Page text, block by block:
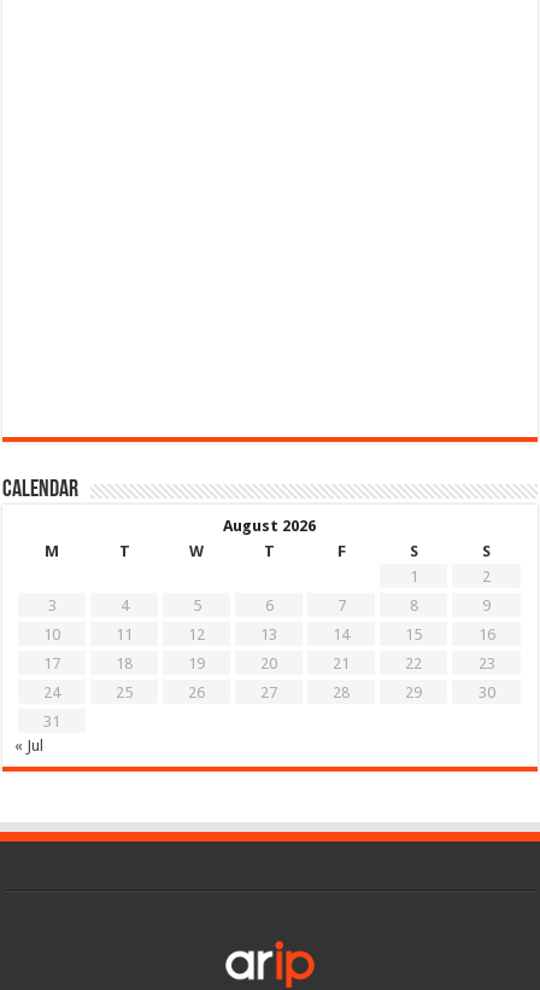
Calendar
August 2026
M
T W T F S
S
1
2
3
4 5 6 7 8
9
10
11 12 13 14 15
16
17
18 19 20 21 22
23
24
25 26 27 28 29
30
31
« Jul